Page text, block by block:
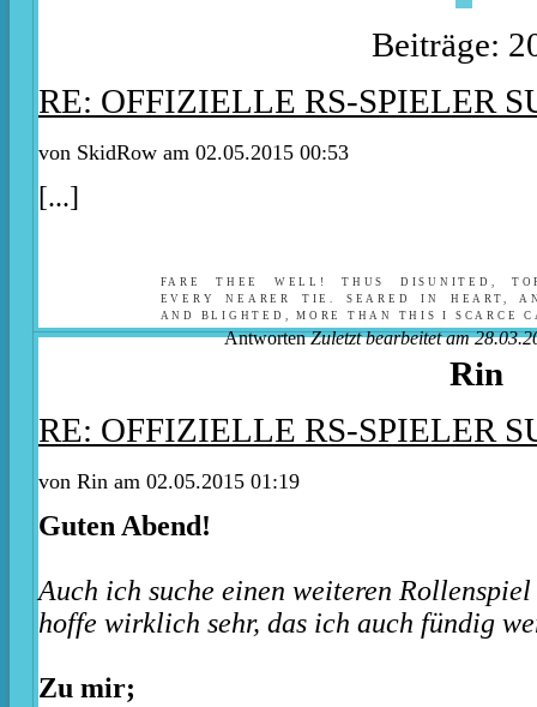
Beiträge:
RE: OFFIZIELLE RS-SPIELER
von SkidRow am 02.05.2015 00:53
[...]
FARE THEE WELL! THUS DISUNITED,
EVERY NEARER TIE. SEARED IN HEART,
AND BLIGHTED, MORE THAN THIS I SCARCE
Antworten Zuletzt bearbeitet am
Rin
RE: OFFIZIELLE RS-SPIELER
von Rin am 02.05.2015 01:19
Guten Abend!
Auch ich suche einen weiteren
hoffe wirklich sehr, das ich auch fündig
Zu mir;